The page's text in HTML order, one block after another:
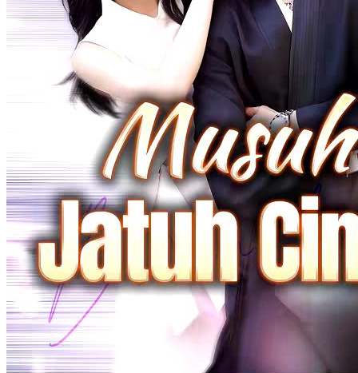
Cinta Setelah PernikahanRomansaRomansa Urban